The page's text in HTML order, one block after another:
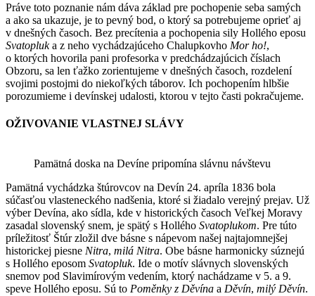
Práve toto poznanie nám dáva základ pre pochopenie seba samých
a ako sa ukazuje, je to pevný bod, o ktorý sa potrebujeme oprieť aj
v dnešných časoch. Bez precítenia a pochopenia sily Hollého eposu
Svatopluka z neho vychádzajúceho Chalupkovho Mor ho!,
o ktorých hovorila pani profesorka v predchádzajúcich číslach
Obzoru, sa len ťažko zorientujeme v dnešných časoch, rozdelení
svojimi postojmi do niekoľkých táborov. Ich pochopením hlbšie
porozumieme i devínskej udalosti, ktorou v tejto časti pokračujeme.
OŽIVOVANIE VLASTNEJ SLÁVY
Pamätná doska na Devíne pripomína slávnu návštevu
Pamätná vychádzka štúrovcov na Devín 24. apríla 1836 bola
súčasťou vlasteneckého nadšenia, ktoré si žiadalo verejný prejav. Už
výber Devína, ako sídla, kde v historických časoch Veľkej Moravy
zasadal slovenský snem, je spätý s Hollého Svatoplukom. Pre túto
príležitosť Štúr zložil dve básne s nápevom našej najtajomnejšej
historickej piesne Nitra, milá Nitra. Obe básne harmonicky súznejú
s Hollého eposom Svatopluk. Ide o motív slávnych slovenských
snemov pod Slavimírovým vedením, ktorý nachádzame v 5. a 9.
speve Hollého eposu. Sú to Poměnky z Děvína a Děvín, milý Děvín.